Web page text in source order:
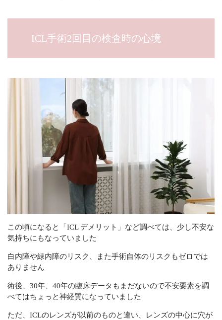
ICL手術2回目の検査時の心境
この頃になると「ICL デメリット」など調べては、少し不安な
気持ちにもなっていました
白内障や緑内障のリスク、また手術自体のリスクもゼロでは
ありません
術後、30年、40年の臨床データもまだないので不安要素を調
べてはちょっと神経質になっていました
ただ、ICLのレンズが以前のものと違い、レンズの中心に穴が